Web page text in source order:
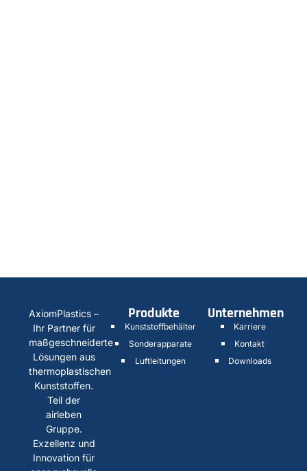
AxiomPlastics –
Ihr Partner für
maßgeschneiderte
Lösungen aus
thermoplastischen
Kunststoffen.
Teil der
airleben
Gruppe.
Exzellenz und
Innovation für
Produkte
Kunststoffbehälter
Sonderapparate
Luftleitungen
Unternehmen
Karriere
Kontakt
Downloads